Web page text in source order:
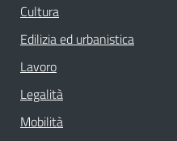
Cultura
Edilizia ed urbanistica
Lavoro
Legalità
Mobilità